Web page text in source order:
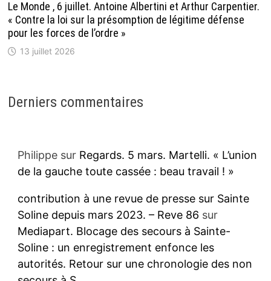
Le Monde , 6 juillet. Antoine Albertini et Arthur Carpentier.
« Contre la loi sur la présomption de légitime défense
pour les forces de l’ordre »
13 juillet 2026
Derniers commentaires
Philippesur Regards. 5 mars. Martelli. « L’union
de la gauche toute cassée : beau travail ! »
contribution à une revue de presse sur Sainte
Soline depuis mars 2023. – Reve 86 sur
Mediapart. Blocage des secours à Sainte-
Soline : un enregistrement enfonce les
autorités. Retour sur une chronologie des non